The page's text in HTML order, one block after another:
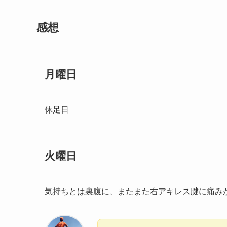
感想
月曜日
休足日
火曜日
気持ちとは裏腹に、またまた右アキレス腱に痛み